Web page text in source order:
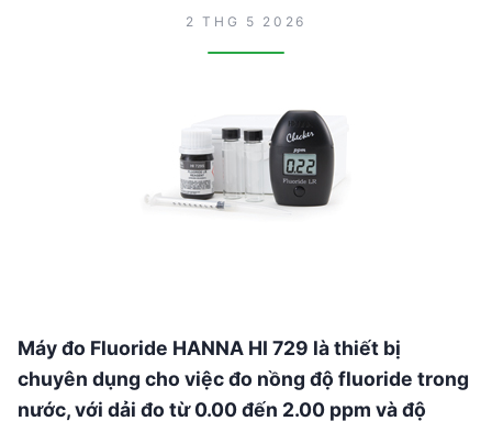
2 THG 5 2026
Máy đo Fluoride HANNA HI 729 là thiết bị
chuyên dụng cho việc đo nồng độ fluoride trong
nước, với dải đo từ 0.00 đến 2.00 ppm và độ